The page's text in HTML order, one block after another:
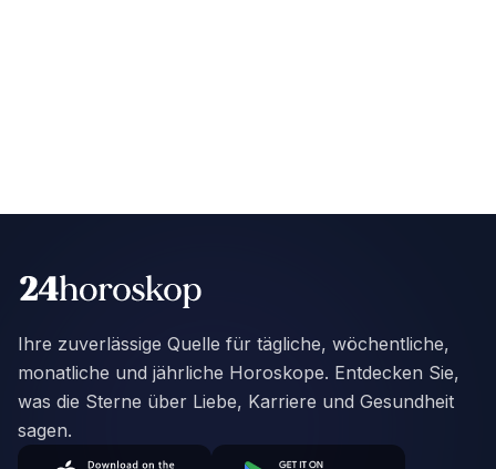
Ihre zuverlässige Quelle für tägliche, wöchentliche,
monatliche und jährliche Horoskope. Entdecken Sie,
was die Sterne über Liebe, Karriere und Gesundheit
sagen.